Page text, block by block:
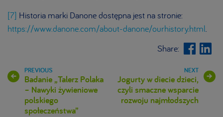
[7] Historia marki Danone dostępna jest na stronie:
https://www.danone.com/about-danone/ourhistory.html.
Share:
Badanie „Talerz Polaka
– Nawyki żywieniowe
polskiego
społeczeństwa”
Jogurty w diecie dzieci,
czyli smaczne wsparcie
rozwoju najmłodszych